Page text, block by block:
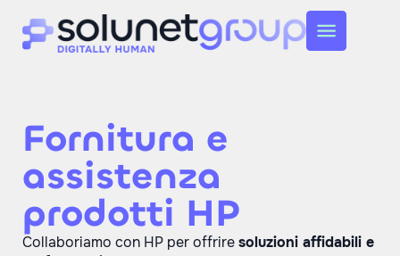
Fornitura e
assistenza
prodotti HP
Collaboriamo con HP per offriresoluzioni affidabili e